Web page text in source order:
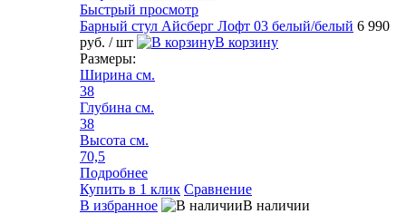
Быстрый просмотр
Барный стул Айсберг Лофт 03 белый/белый 6 990
руб. / шт
В корзину
Размеры:
Ширина см.
38
Глубина см.
38
Высота см.
70,5
Подробнее
Купить в 1 клик Сравнение
В избранное
В наличии